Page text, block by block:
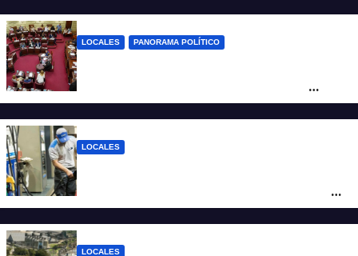
LOCALES PANORAMA POLÍTICO
Santa Fe
LOCALES
ciudad de Santa Fe: la nafta súper superó
los $2.100 y llenar el tanque cuesta más
LOCALES